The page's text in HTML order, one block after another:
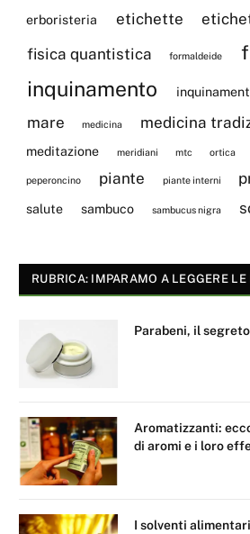
erboristeria etichette
fisica quantistica
formaldeide
inquinamento
mare medicina medicina
meditazione meridiani mtc ortica
peperoncino piante piante interni
salute sambuco sambucus nigra
RUBRICA: IMPARAMO A LEGGERE LE
Parabeni, il
Aromatizzanti:
di aromi e i loro
I solventi alimentari